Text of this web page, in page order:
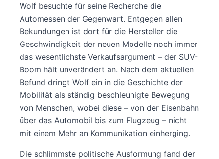
Wolf besuchte für seine Recherche die
Automessen der Gegenwart. Entgegen allen
Bekundungen ist dort für die Hersteller die
Geschwindigkeit der neuen Modelle noch immer
das wesentlichste Verkaufsargument – der SUV-
Boom hält unverändert an. Nach dem aktuellen
Befund dringt Wolf ein in die Geschichte der
Mobilität als ständig beschleunigte Bewegung
von Menschen, wobei diese – von der Eisenbahn
über das Automobil bis zum Flugzeug – nicht
mit einem Mehr an Kommunikation einherging.
Die schlimmste politische Ausformung fand der